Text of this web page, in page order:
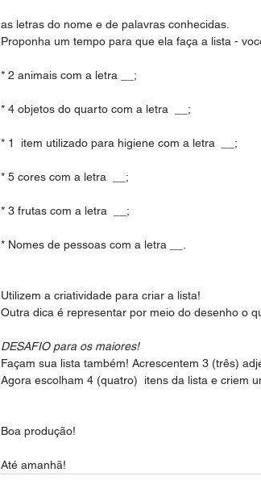
as letras do nome e de palavras conhecidas.
Proponha um tempo para que ela faça a lista -
* 2 animais com a letra __;
* 4 objetos do quarto com a letra  __;
* 1  item utilizado para higiene com a letra  __;
* 5 cores com a letra  __;
* 3 frutas com a letra  __;
* Nomes de pessoas com a letra __.
Utilizem a criatividade para criar a lista!
Outra dica é representar por meio do desenho o
DESAFIO para os maiores!
Façam sua lista também! Acrescentem 3 (três)
Agora escolham 4 (quatro)  itens da lista e criem
Boa produção!
Até amanhã!